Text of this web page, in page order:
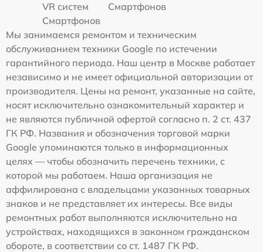
VR систем
Смартфонов
Смартфонов
Мы занимаемся ремонтом и техническим
обслуживанием техники Google по истечении
гарантийного периода. Наш центр в Москве работает
независимо и не имеет официальной авторизации от
производителя. Цены на ремонт, указанные на сайте,
носят исключительно ознакомительный характер и
не являются публичной офертой согласно п. 2 ст. 437
ГК РФ. Названия и обозначения торговой марки
Google упоминаются только в информационных
целях — чтобы обозначить перечень техники, с
которой мы работаем. Наша организация не
аффилирована с владельцами указанных товарных
знаков и не представляет их интересы. Все виды
ремонтных работ выполняются исключительно на
устройствах, находящихся в законном гражданском
обороте, в соответствии со ст. 1487 ГК РФ.